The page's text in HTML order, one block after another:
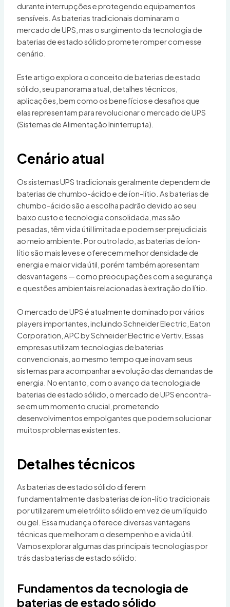
durante interrupções e protegendo equipamentos
sensíveis. As baterias tradicionais dominaram o
mercado de UPS, mas o surgimento da tecnologia de
baterias de estado sólido promete romper com esse
cenário.
Este artigo explora o conceito de baterias de estado
sólido, seu panorama atual, detalhes técnicos,
aplicações, bem como os benefícios e desafios que
elas representam para revolucionar o mercado de UPS
(Sistemas de Alimentação Ininterrupta).
Cenário atual
Os sistemas UPS tradicionais geralmente dependem de
baterias de chumbo-ácido e de íon-lítio. As baterias de
chumbo-ácido são a escolha padrão devido ao seu
baixo custo e tecnologia consolidada, mas são
pesadas, têm vida útil limitada e podem ser prejudiciais
ao meio ambiente. Por outro lado, as baterias de íon-
lítio são mais leves e oferecem melhor densidade de
energia e maior vida útil, porém também apresentam
desvantagens — como preocupações com a segurança
e questões ambientais relacionadas à extração do lítio.
O mercado de UPS é atualmente dominado por vários
players importantes, incluindo Schneider Electric, Eaton
Corporation, APC by Schneider Electric e Vertiv. Essas
empresas utilizam tecnologias de baterias
convencionais, ao mesmo tempo que inovam seus
sistemas para acompanhar a evolução das demandas de
energia. No entanto, com o avanço da tecnologia de
baterias de estado sólido, o mercado de UPS encontra-
se em um momento crucial, prometendo
desenvolvimentos empolgantes que podem solucionar
muitos problemas existentes.
Detalhes técnicos
As baterias de estado sólido diferem
fundamentalmente das baterias de íon-lítio tradicionais
por utilizarem um eletrólito sólido em vez de um líquido
ou gel. Essa mudança oferece diversas vantagens
técnicas que melhoram o desempenho e a vida útil.
Vamos explorar algumas das principais tecnologias por
trás das baterias de estado sólido:
Fundamentos da tecnologia de
baterias de estado sólido